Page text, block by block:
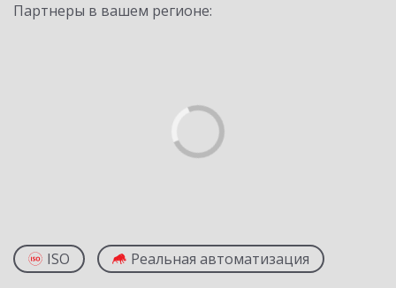
Партнеры в вашем регионе:
ISO Реальная автоматизация